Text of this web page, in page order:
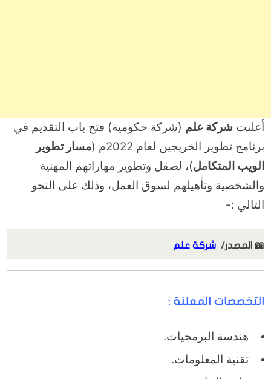
أعلنت شركة علم (شركة حكومية) فتح باب التقديم في
برنامج تطوير الخريجين لعام 2022م (
مسار تطوير
الويب المتكامل)، لصقل وتطوير مهاراتهم المهنية
والشخصية وتأهيلهم لسوق العمل، وذلك على النحو
التالي :-
📖 المصدر/ شركة علم
التخصصات المعلنة :
هندسة البرمجيات.
تقنية المعلومات.